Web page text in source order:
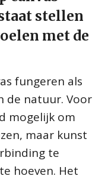
stellen
met de
fungeren als
de natuur. Voor
mogelijk om
maar kunst
te
hoeven. Het